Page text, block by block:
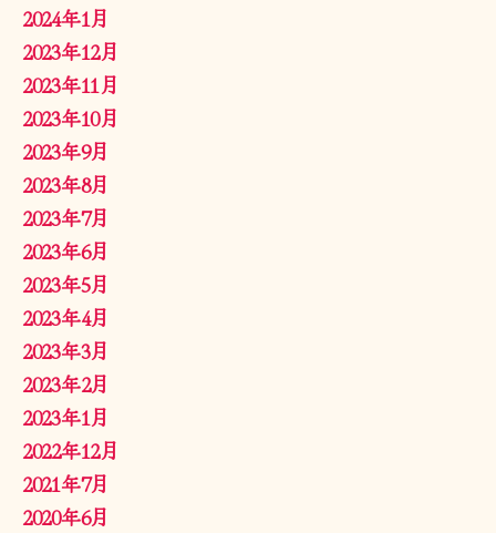
2024年1月
2023年12月
2023年11月
2023年10月
2023年9月
2023年8月
2023年7月
2023年6月
2023年5月
2023年4月
2023年3月
2023年2月
2023年1月
2022年12月
2021年7月
2020年6月